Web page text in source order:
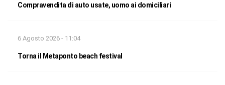
Compravendita di auto usate, uomo ai domiciliari
6 Agosto 2026 - 11:04
Torna il Metaponto beach festival